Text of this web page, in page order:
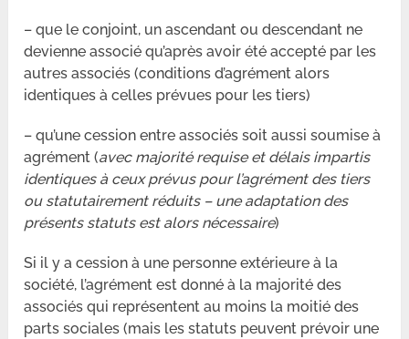
– que le conjoint, un ascendant ou descendant ne
devienne associé qu’après avoir été accepté par les
autres associés (conditions d’agrément alors
identiques à celles prévues pour les tiers)
– qu’une cession entre associés soit aussi soumise à
agrément (avec majorité requise et délais impartis
identiques à ceux prévus pour l’agrément des tiers
ou statutairement réduits – une adaptation des
présents statuts est alors nécessaire)
Si il y a cession à une personne extérieure à la
société, l’agrément est donné à la majorité des
associés qui représentent au moins la moitié des
parts sociales (mais les statuts peuvent prévoir une